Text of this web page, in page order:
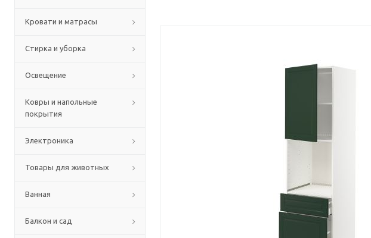
Кровати и матрасы
Стирка и уборка
Освещение
Ковры и напольные
покрытия
Электроника
Товары для животных
Ванная
Балкон и сад